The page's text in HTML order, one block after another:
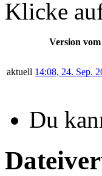
Klicke
Version vom
aktuell 14:08, 24. Sep.
Du